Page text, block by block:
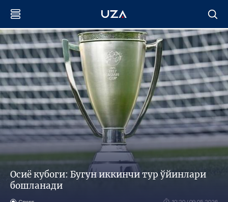
Осиё кубоги: Бугун иккинчи тур ўйинлари
бошланади